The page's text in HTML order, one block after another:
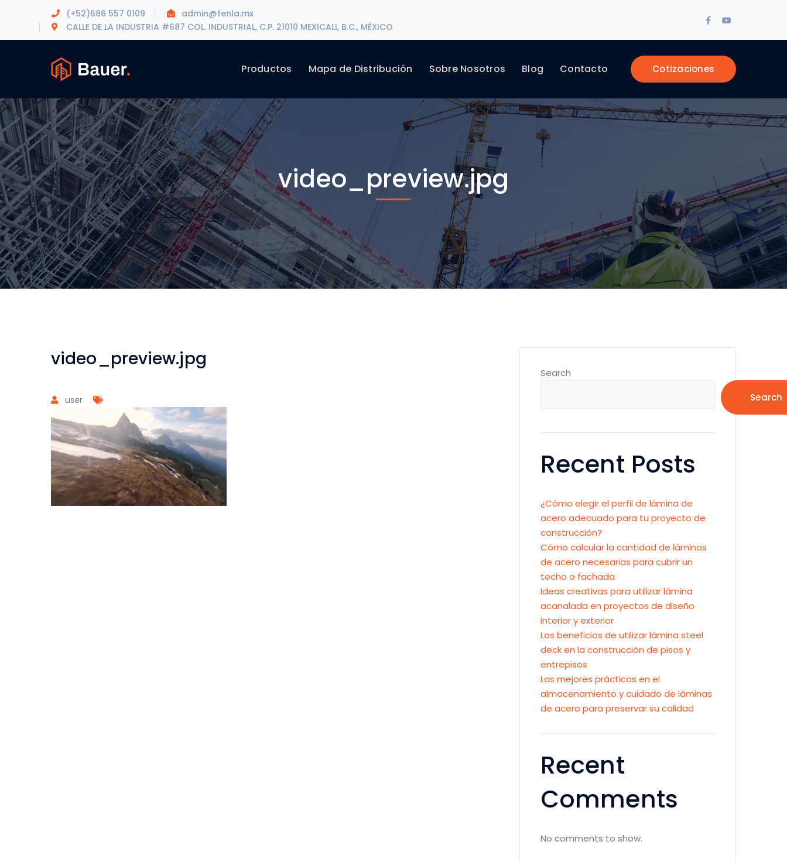
(+52)686 557 0109
admin@fenla.mx
CALLE DE LA INDUSTRIA #687 COL. INDUSTRIAL, C.P. 21010 MEXICALI, B.C., MÉXICO
Facebook
Cotizaciones
Productos Mapa de Distribución Sobre Nosotros Blog Contacto
video_preview.jpg
video_preview.jpg
user
Search
Search
Recent Posts
¿Cómo elegir el perfil de lámina de
acero adecuado para tu proyecto de
construcción?
Cómo calcular la cantidad de láminas
de acero necesarias para cubrir un
techo o fachada
Ideas creativas para utilizar lámina
acanalada en proyectos de diseño
interior y exterior
Los beneficios de utilizar lámina steel
deck en la construcción de pisos y
entrepisos
Las mejores prácticas en el
almacenamiento y cuidado de láminas
de acero para preservar su calidad
Recent
Comments
No comments to show.